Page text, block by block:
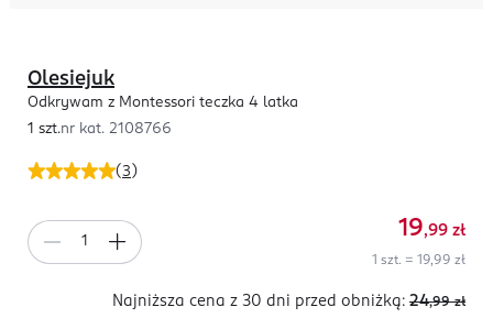
(3 )
Olesiejuk
Odkrywam z Montessori teczka 4 latka
1 szt.nr kat. 2108766
19,99 zł
1 szt. = 19,99 zł
Najniższa cena z 30 dni przed obniżką: 24,99 zł